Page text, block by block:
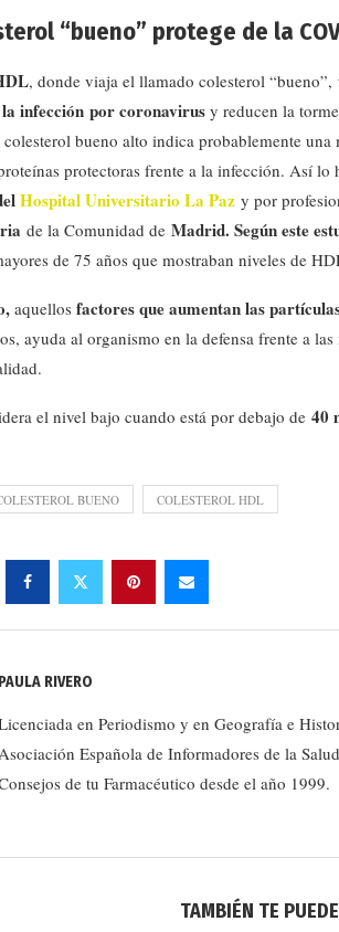
“bueno” protege de la
, donde viaja el llamado colesterol “bueno”,
infección por coronavirus y reducen la
bueno alto indica probablemente
protectoras frente a la infección. Así
Hospital Universitario La Paz y por
de la Comunidad de Madrid. Según este
de 75 años que mostraban niveles de
aquellos factores que aumentan las
ayuda al organismo en la defensa frente a
el nivel bajo cuando está por debajo de 40
BUENO COLESTEROL HDL
PAULA RIVERO
en Periodismo y en Geografía e
Asociación Española de Informadores de la
de tu Farmacéutico desde el año 1999.
TAMBIÉN TE